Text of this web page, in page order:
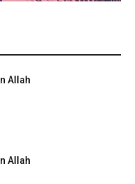
Allah
Allah